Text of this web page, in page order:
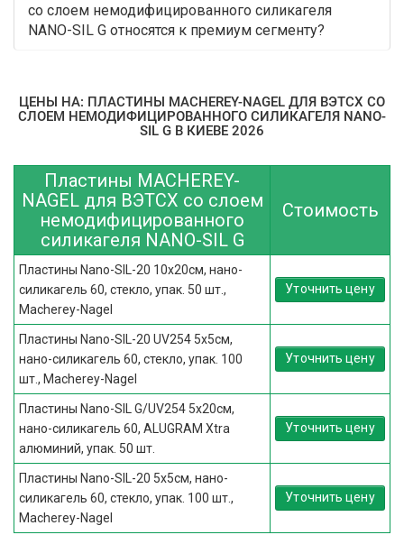
со слоем немодифицированного силикагеля
NANO-SIL G относятся к премиум сегменту?
ЦЕНЫ НА: ПЛАСТИНЫ MACHEREY-NAGEL ДЛЯ ВЭТСХ СО
СЛОЕМ НЕМОДИФИЦИРОВАННОГО СИЛИКАГЕЛЯ NANO-
SIL G В КИЕВЕ 2026
Пластины MACHEREY-
NAGEL для ВЭТСХ со слоем
немодифицированного
силикагеля NANO-SIL G
Стоимость
Пластины Nano-SIL-20 10x20см, нано-
силикагель 60, стекло, упак. 50 шт.,
Macherey-Nagel
Уточнить цену
Пластины Nano-SIL-20 UV254 5x5см,
нано-силикагель 60, стекло, упак. 100
шт., Macherey-Nagel
Уточнить цену
Пластины Nano-SIL G/UV254 5x20см,
нано-силикагель 60, ALUGRAM Xtra
алюминий, упак. 50 шт.
Уточнить цену
Пластины Nano-SIL-20 5x5см, нано-
силикагель 60, стекло, упак. 100 шт.,
Macherey-Nagel
Уточнить цену